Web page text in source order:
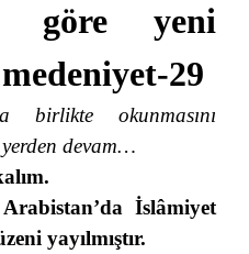
göre yeni
29
birlikte okunmasını
yerden devam…
İslâmiyet
yayılmıştır.